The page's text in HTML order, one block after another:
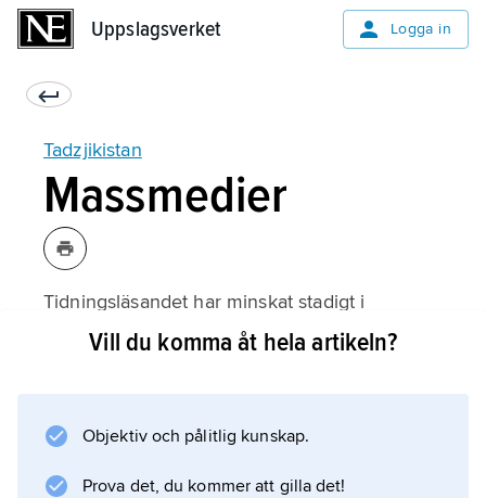
Uppslagsverket Logga in
Tadzjikistan
Massmedier
Tidningsläsandet har minskat stadigt i
Tadzjikistan sedan mitten av 1990-talet på
sanktioner i samband med valen. 2008
understeg den samlade upplagan av alla
Vill du komma åt hela artikeln?
Objektiv och pålitlig kunskap.
Prova det, du kommer att gilla det!